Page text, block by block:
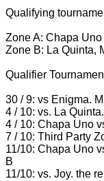
Qualifying
Zone A: Chapa
Zone B: La Quinta,
Qualifier
30 / 9: vs Enigma.
4 / 10: vs. La Quinta.
4 / 10: Chapa Uno
7 / 10: Third Party
11/10: Chapa Uno
B
11/10: vs. Joy. the